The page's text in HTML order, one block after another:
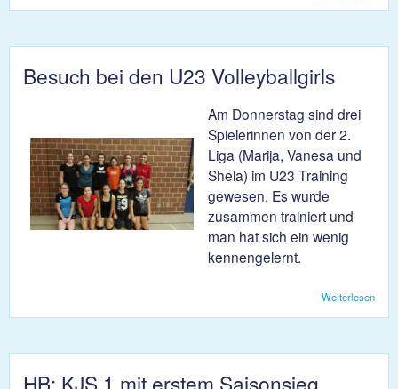
HC
Besuch bei den U23 Volleyballgirls
Am Donnerstag sind drei
Spielerinnen von der 2.
Liga (Marija, Vanesa und
Shela) im U23 Training
gewesen. Es wurde
zusammen trainiert und
man hat sich ein wenig
kennengelernt.
Weiterlesen
HB: KJS 1 mit erstem Saisonsieg